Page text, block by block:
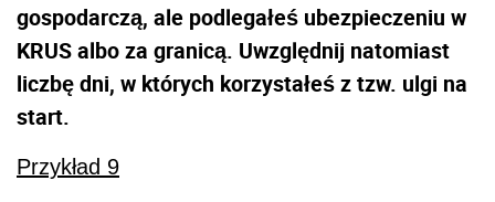
gospodarczą, ale podlegałeś ubezpieczeniu w
KRUS albo za granicą. Uwzględnij natomiast
liczbę dni, w których korzystałeś z tzw. ulgi na
start.
Przykład 9